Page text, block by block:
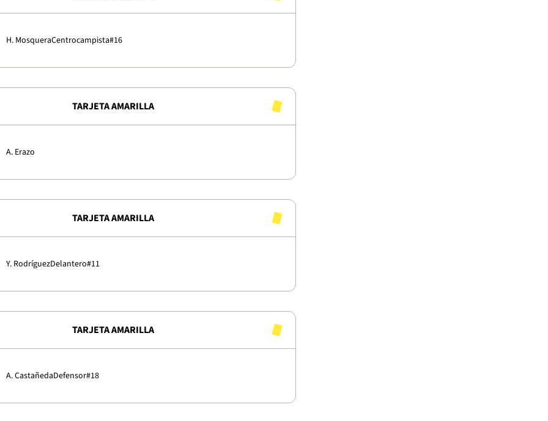
H. MosqueraCentrocampista#16
TARJETA AMARILLA
A. Erazo
TARJETA AMARILLA
Y. RodríguezDelantero#11
TARJETA AMARILLA
A. CastañedaDefensor#18